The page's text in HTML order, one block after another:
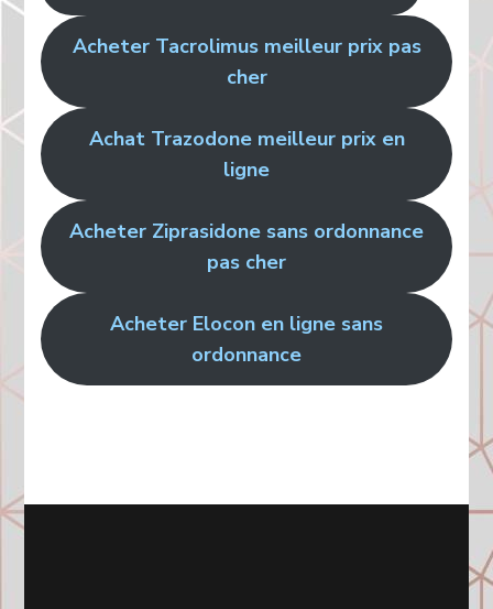
Acheter Tacrolimus meilleur prix pas
cher
Achat Trazodone meilleur prix en
ligne
Acheter Ziprasidone sans ordonnance
pas cher
Acheter Elocon en ligne sans
ordonnance